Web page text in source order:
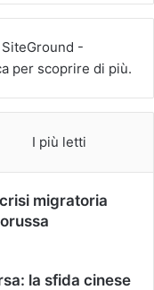
I più letti
migratoria
la sfida cinese